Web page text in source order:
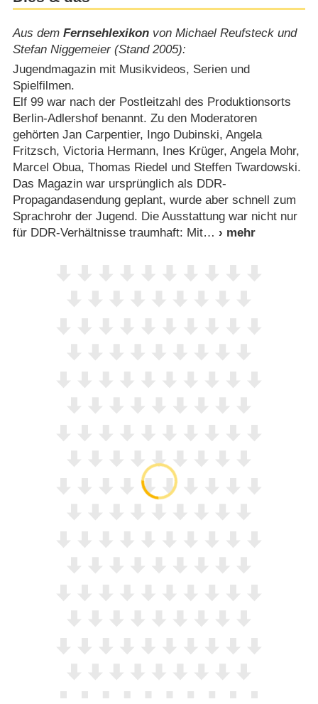
Aus dem Fernsehlexikonvon Michael Reufsteck und
Stefan Niggemeier (Stand 2005):
Jugendmagazin mit Musikvideos, Serien und
Spielfilmen.
Elf 99 war nach der Postleitzahl des Produktionsorts
Berlin-Adlershof benannt. Zu den Moderatoren
gehörten Jan Carpentier, Ingo Dubinski, Angela
Fritzsch, Victoria Hermann, Ines Krüger, Angela Mohr,
Marcel Obua, Thomas Riedel und Steffen Twardowski.
Das Magazin war ursprünglich als DDR-
Propagandasendung geplant, wurde aber schnell zum
Sprachrohr der Jugend. Die Ausstattung war nicht nur
für DDR-Verhältnisse traumhaft: Mit